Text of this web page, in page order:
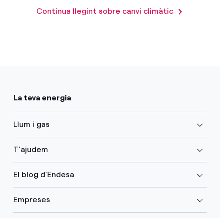
Continua llegint sobre canvi climàtic
La teva energia
Llum i gas
T'ajudem
El blog d'Endesa
Empreses